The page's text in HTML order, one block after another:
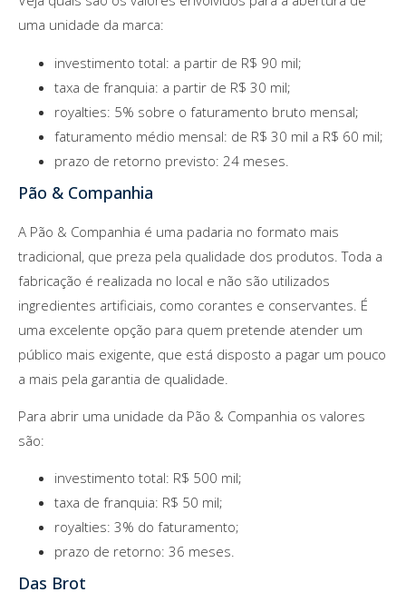
uma unidade da marca:
investimento total: a partir de R$ 90 mil;
taxa de franquia: a partir de R$ 30 mil;
royalties: 5% sobre o faturamento bruto mensal;
faturamento médio mensal: de R$ 30 mil a R$ 60 mil;
prazo de retorno previsto: 24 meses.
Pão & Companhia
A Pão & Companhia é uma padaria no formato mais
tradicional, que preza pela qualidade dos produtos. Toda a
fabricação é realizada no local e não são utilizados
ingredientes artificiais, como corantes e conservantes. É
uma excelente opção para quem pretende atender um
público mais exigente, que está disposto a pagar um pouco
a mais pela garantia de qualidade.
Para abrir uma unidade da Pão & Companhia os valores
são:
investimento total: R$ 500 mil;
taxa de franquia: R$ 50 mil;
royalties: 3% do faturamento;
prazo de retorno: 36 meses.
Das Brot